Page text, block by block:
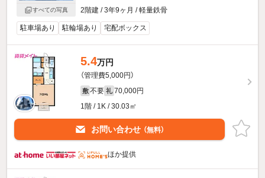
すべての写真
2階建 / 3年9ヶ月 / 軽量鉄骨
駐車場あり 駐輪場あり 宅配ボックス
5.4万円
（管理費5,000円）
敷 不要 礼 70,000円
1階 / 1K / 30.03㎡
お問い合わせ （無料）
ほか提供